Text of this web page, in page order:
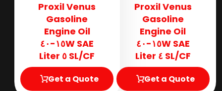
Proxil Venus
Gasoline
Engine Oil
SAE ١٥W-٤٠
SL/CF ٤ Liter
Get a Quote
Proxil Venus
Gasoline
Engine Oil
SAE ١٥W-٤٠
SL/CF ٥ Liter
Get a Quote